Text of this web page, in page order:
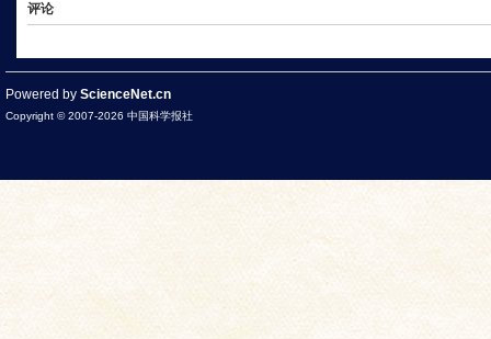
评论
Powered by ScienceNet.cn
Copyright © 2007-2026 中国科学报社